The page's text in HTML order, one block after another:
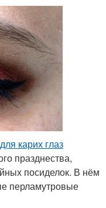
карих глаз
празднества,
посиделок. В нём
перламутровые